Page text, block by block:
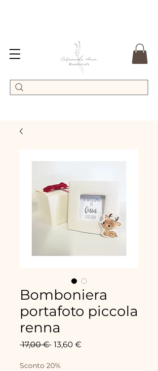
Bomboniera
portafoto piccola
renna
17,00 € Precio
13,60 €
Sconto 20%